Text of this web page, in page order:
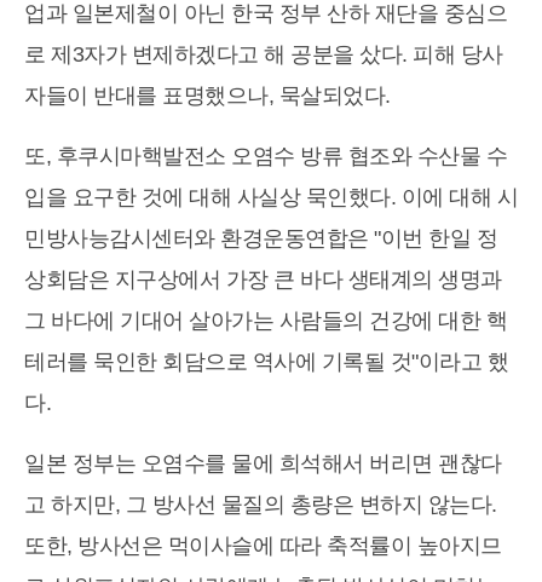
업과 일본제철이 아닌 한국 정부 산하 재단을 중심으
로 제3자가 변제하겠다고 해 공분을 샀다. 피해 당사
자들이 반대를 표명했으나, 묵살되었다.
또, 후쿠시마핵발전소 오염수 방류 협조와 수산물 수
입을 요구한 것에 대해 사실상 묵인했다. 이에 대해 시
민방사능감시센터와 환경운동연합은 "이번 한일 정
상회담은 지구상에서 가장 큰 바다 생태계의 생명과
그 바다에 기대어 살아가는 사람들의 건강에 대한 핵
테러를 묵인한 회담으로 역사에 기록될 것"이라고 했
다.
일본 정부는 오염수를 물에 희석해서 버리면 괜찮다
고 하지만, 그 방사선 물질의 총량은 변하지 않는다.
또한, 방사선은 먹이사슬에 따라 축적률이 높아지므